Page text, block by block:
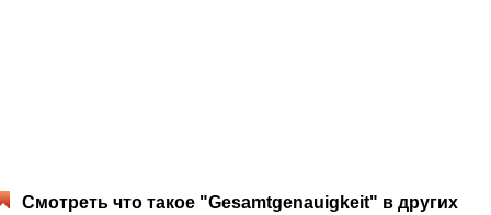
Смотреть что такое "Gesamtgenauigkeit" в других